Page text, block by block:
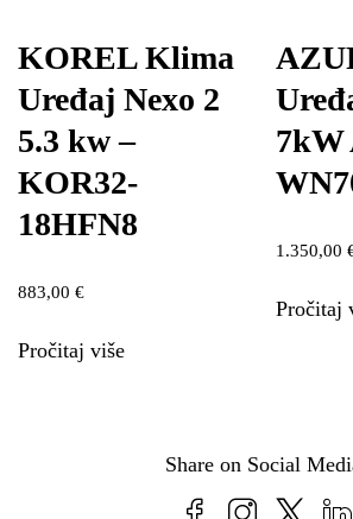
KOREL Klima
Uređaj Nexo 2
5.3 kw –
KOR32-
18HFN8
883,00 €
Pročitaj više
1.350,00
Pročitaj
Share on Social